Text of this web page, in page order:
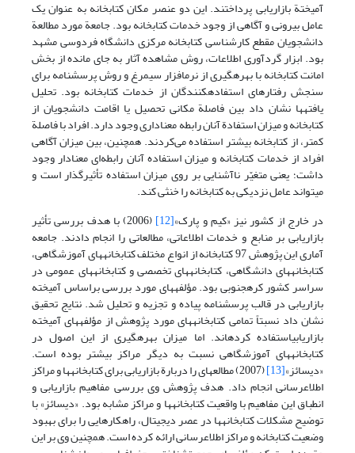
آمیختة بازاریابی پرداختند. این دو عنصر مکان کتابخانه به عنوان یک
عامل بیرونی و آگاهی از وجود خدمات کتابخانه بود. جامعة مورد مطالعة
دانشجویان مقطع کارشناسی کتابخانه مرکزی دانشگاه فردوسی مشهد
بود. ابزار گردآوری اطلاعات، روش مشاهده آثار به جای مانده از بخش
امانت کتابخانه با بهره‏گیری از نرم‏افزار سیمرغ و روش پرسشنامه برای
سنجش رفتارهای استفاده‏کنندگان از خدمات کتابخانه بود. تحلیل
یافته‏ها نشان داد بین فاصلة مکانی تحصیل یا اقامت دانشجویان از
کتابخانه و میزان استفادة آنان رابطه معناداری وجود دارد. افراد با فاصلة
کمتر، از کتابخانه بیشتر استفاده می‌کردند. همچنین، بین میزان آگاهی
افراد از خدمات کتابخانه و میزان استفاده آنان رابطه‌ای معنادار وجود
داشت؛ یعنی متغیّر ناآشنایی بر روی میزان استفاده تأثیرگذار است و
می‏تواند عامل نزدیکی به کتابخانه را خنثی کند.
در خارج از کشور نیز «کیم و پارک»[12] (2006) با هدف بررسی تأثیر
بازاریابی بر منابع و خدمات اطلاعاتی، مطالعاتی را انجام دادند. جامعه
آماری این پژوهش 97 کتابخانه از انواع مختلف کتابخانه‏های آموزشگاهی،
کتابخانه‏های دانشگاهی، کتابخانه‏های تخصصی و کتابخانه‏های عمومی در
سراسر کشور کره‏جنوبی بود. مؤلفه‏های مورد بررسی بر‏اساس آمیخته
بازاریابی در قالب پرسشنامه پیاده و تجزیه و تحلیل شد. نتایج تحقیق
نشان داد نسبتاً تمامی کتابخانه‏های مورد پژوهش از مؤلفه‏های آمیخته
بازاریابیاستفاده کرده‏اند. اما میزان بهره‏گیری از این اصول در
کتابخانه‏های آموزشگاهی نسبت به دیگر مراکز بیشتر بوده است.
«دی‏سائز»[13] (2007) مطالعه‏ای را دربارة بازاریابی برای کتابخانه‏ها و مراکز
اطلاع‏رسانی انجام داد. هدف پژوهش وی بررسی مفاهیم بازاریابی و
انطباق این مفاهیم با واقعیت کتابخانه‏ها و مراکز مشابه بود. «دی‏سائز» با
توضیح مشکلات کتابخانه‏ها در عصر دیجیتال، راهکارهایی را برای بهبود
وضعیت کتابخانه و مراکز اطلاع‏رسانی ارائه کرده است. همچنین وی بر این